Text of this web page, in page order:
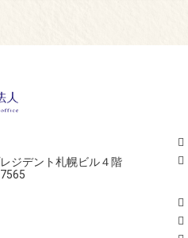
ジデント札幌ビル４階